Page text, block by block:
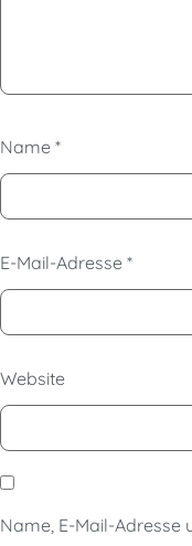
Name *
E-Mail-Adresse *
Website
Name, E-Mail-Adresse